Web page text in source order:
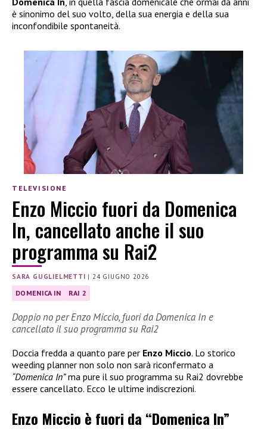
è sinonimo del suo volto, della sua energia e della sua
inconfondibile spontaneità.
TELEVISIONE
Enzo Miccio fuori da Domenica
In, cancellato anche il suo
programma su Rai2
SARA GUGLIELMETTI |24 GIUGNO 2026
DOMENICA IN RAI 2
Doppio no per Enzo Miccio, fuori da Domenica In e
cancellato il suo programma su Rai2
Doccia fredda a quanto pare per Enzo Miccio. Lo storico
weeding planner non solo non sarà riconfermato a
“Domenica In”ma pure il suo programma su Rai2 dovrebbe
essere cancellato. Ecco le ultime indiscrezioni.
Enzo Miccio è fuori da “Domenica In”